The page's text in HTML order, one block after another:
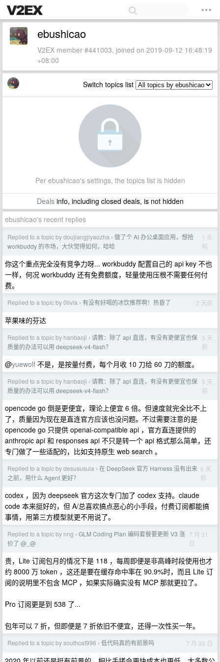
ebushicao
V2EX member #441003, joined on 2019-09-12 16:48:19
+08:00
Switch topics list
Per ebushicao's settings, the topics list is hidden
Dealsinfo, including closed deals, is not hidden
ebushicao's recent replies
Replied to a topic by doujiangjiyaozha › 做了个 AI 办公桌面应用，想抢
workbuddy 的市场，大伙觉得如何，哈哈
1 天
前
你这个重点完全没有竞争力呀... workbuddy 配置自己的 api key 不也
一样，何况 workbuddy 还有免费额度，轻量使用压根不需要任何付
费。
Replied to a topic by 0livia › 有没有好喝的冰饮推荐啊！热昏了 2 天前
苹果味的芬达
Replied to a topic by hanbaoji › 请教：除了 api 直连，有没有更便宜也保
质量的办法可以用 deepseek-v4-flash？
5 天
前
@yuewolf 不是，是按量付费，每个月收 10 刀给 60 刀的额度。
Replied to a topic by hanbaoji › 请教：除了 api 直连，有没有更便宜也保
质量的办法可以用 deepseek-v4-flash？
5 天
前
opencode go 倒是更便宜，理论上便宜 6 倍。但速度就完全比不上
了，质量因为现在是直连官方应该也没问题。不过需要注意的是
opencode go 只提供 openai-compatible api ，官方直连提供的
anthropic api 和 responses api 不只是转一个 api 格式那么简单，还
专门做了一些适配的，比如支持原生 web search 。
Replied to a topic by desususula › 在 DeepSeek 官方 Harness 没有出来
之前，用什么 Agent 更好？
6 天
前
codex ，因为 deepseek 官方这次专门加了 codex 支持。claude
code 本来挺好的，但 A/总喜欢搞点恶心的小手段，付费订阅都能搞
事情，用第三方模型就更不用说了。
Replied to a topic by nng › GLM Coding Plan 编码套餐要更新 V3 涨
价了 @_@
7 月 31
日
贵，Lite 订阅包月的情况下是 118 ，每周即便是非高峰时段使用也才
约 8000 万 token ，这还是要在缓存命中率在 90.9%时，而且 Lite 订
阅的说明里不包含 MCP ，如果实际确实没有 MCP 那就更拉了。
Pro 订阅更是到 538 了...
包年可以 7 折，但即便是 7 折依旧不便宜，还得一次性买一年。
Replied to a topic by southcat996 › 低代码真的有前景吗 7 月 30 日